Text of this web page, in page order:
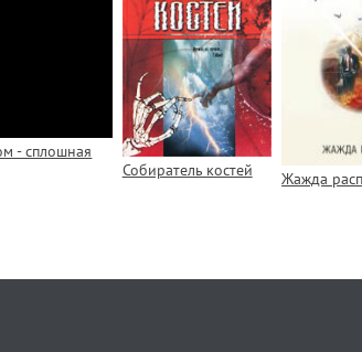
- сплошная
Собиратель костей Жажда